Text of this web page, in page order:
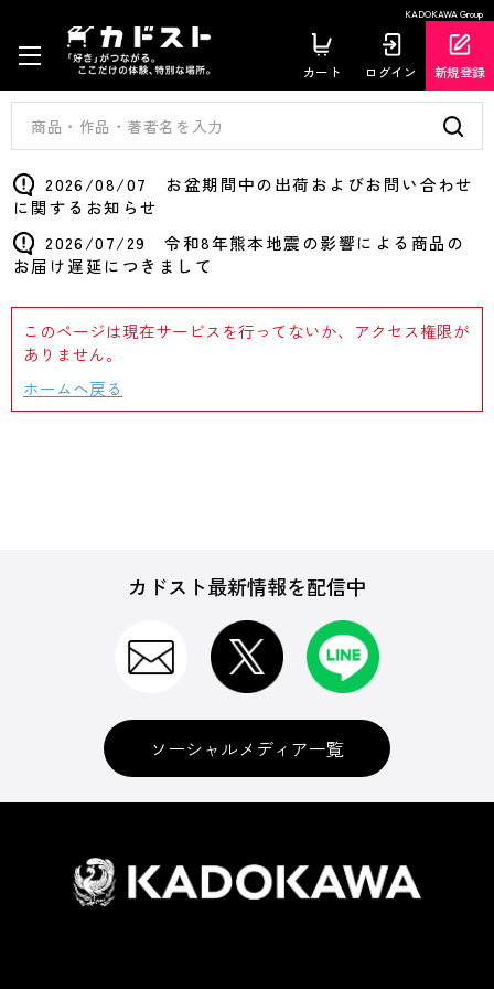
KADOKAWA Group
カート ログイン 新規登録
2026/08/07 お盆期間中の出荷およびお問い合わせ
に関するお知らせ
2026/07/29 令和8年熊本地震の影響による商品の
お届け遅延につきまして
このページは現在サービスを行ってないか、アクセス権限が
ありません。
ホームへ戻る
カドスト最新情報を配信中
ソーシャルメディア一覧